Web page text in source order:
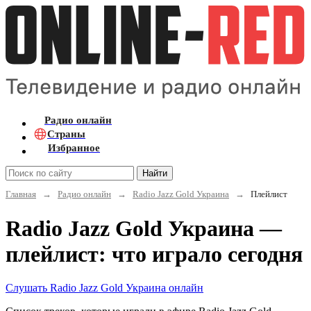
Радио онлайн
Страны
Избранное
Найти
Главная
→ Радио онлайн → Radio Jazz Gold Украина → Плейлист
Radio Jazz Gold Украина —
плейлист: что играло сегодня
Слушать Radio Jazz Gold Украина онлайн